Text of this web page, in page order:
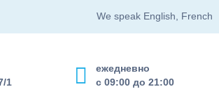
We speak English, French
ежедневно
с 09:00 до 21:00
1